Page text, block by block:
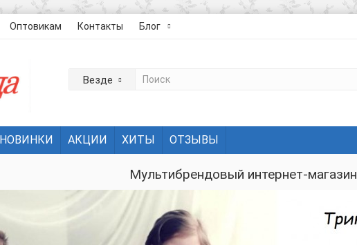
Оптовикам Контакты Блог
Везде
НОВИНКИ АКЦИИ ХИТЫ ОТЗЫВЫ
Мультибрендовый интернет-магазин